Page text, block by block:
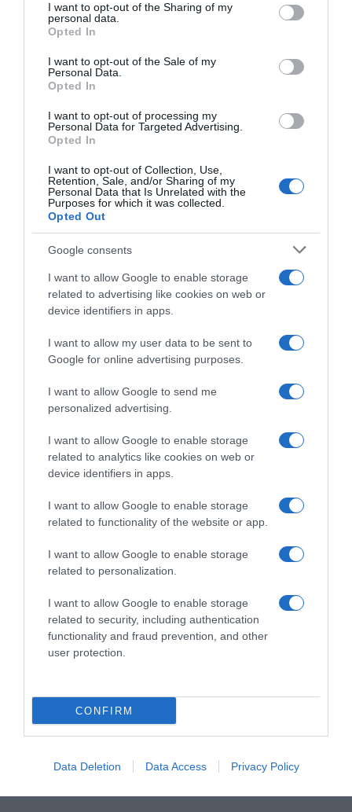
not limited to your visit or usage behaviour. You may click to
grant or deny consent to Google and its third-party tags to
use your data for below specified purposes in below Google
consent section.
I want to opt-out of the Sharing of my
personal data.
Opted In
I want to opt-out of the Sale of my
Personal Data.
Opted In
I want to opt-out of processing my
Personal Data for Targeted Advertising.
Opted In
I want to opt-out of Collection, Use,
Retention, Sale, and/or Sharing of my
Personal Data that Is Unrelated with the
Purposes for which it was collected.
Opted Out
Google consents
I want to allow Google to enable storage
related to advertising like cookies on web or
device identifiers in apps.
I want to allow my user data to be sent to
Google for online advertising purposes.
I want to allow Google to send me
personalized advertising.
I want to allow Google to enable storage
related to analytics like cookies on web or
device identifiers in apps.
I want to allow Google to enable storage
related to functionality of the website or app.
I want to allow Google to enable storage
related to personalization.
I want to allow Google to enable storage
related to security, including authentication
functionality and fraud prevention, and other
user protection.
CONFIRM
Data Deletion Data Access Privacy Policy
Προσθήκη ως προτεινόμενη
Ακολούθησε το debater.gr στο
και μάθετε πρώτοι όλες τις ειδήσεις
ΔΙΚΗ ΧΡΥΣΗΣ ΑΥΓΗΣ ΕΙΔΗΣΕΙΣ ΧΡΥΣΗ ΑΥΓΗ
ΔΙΑΦΗΜΙΣΗ
ΣΧΟΛΙΑ